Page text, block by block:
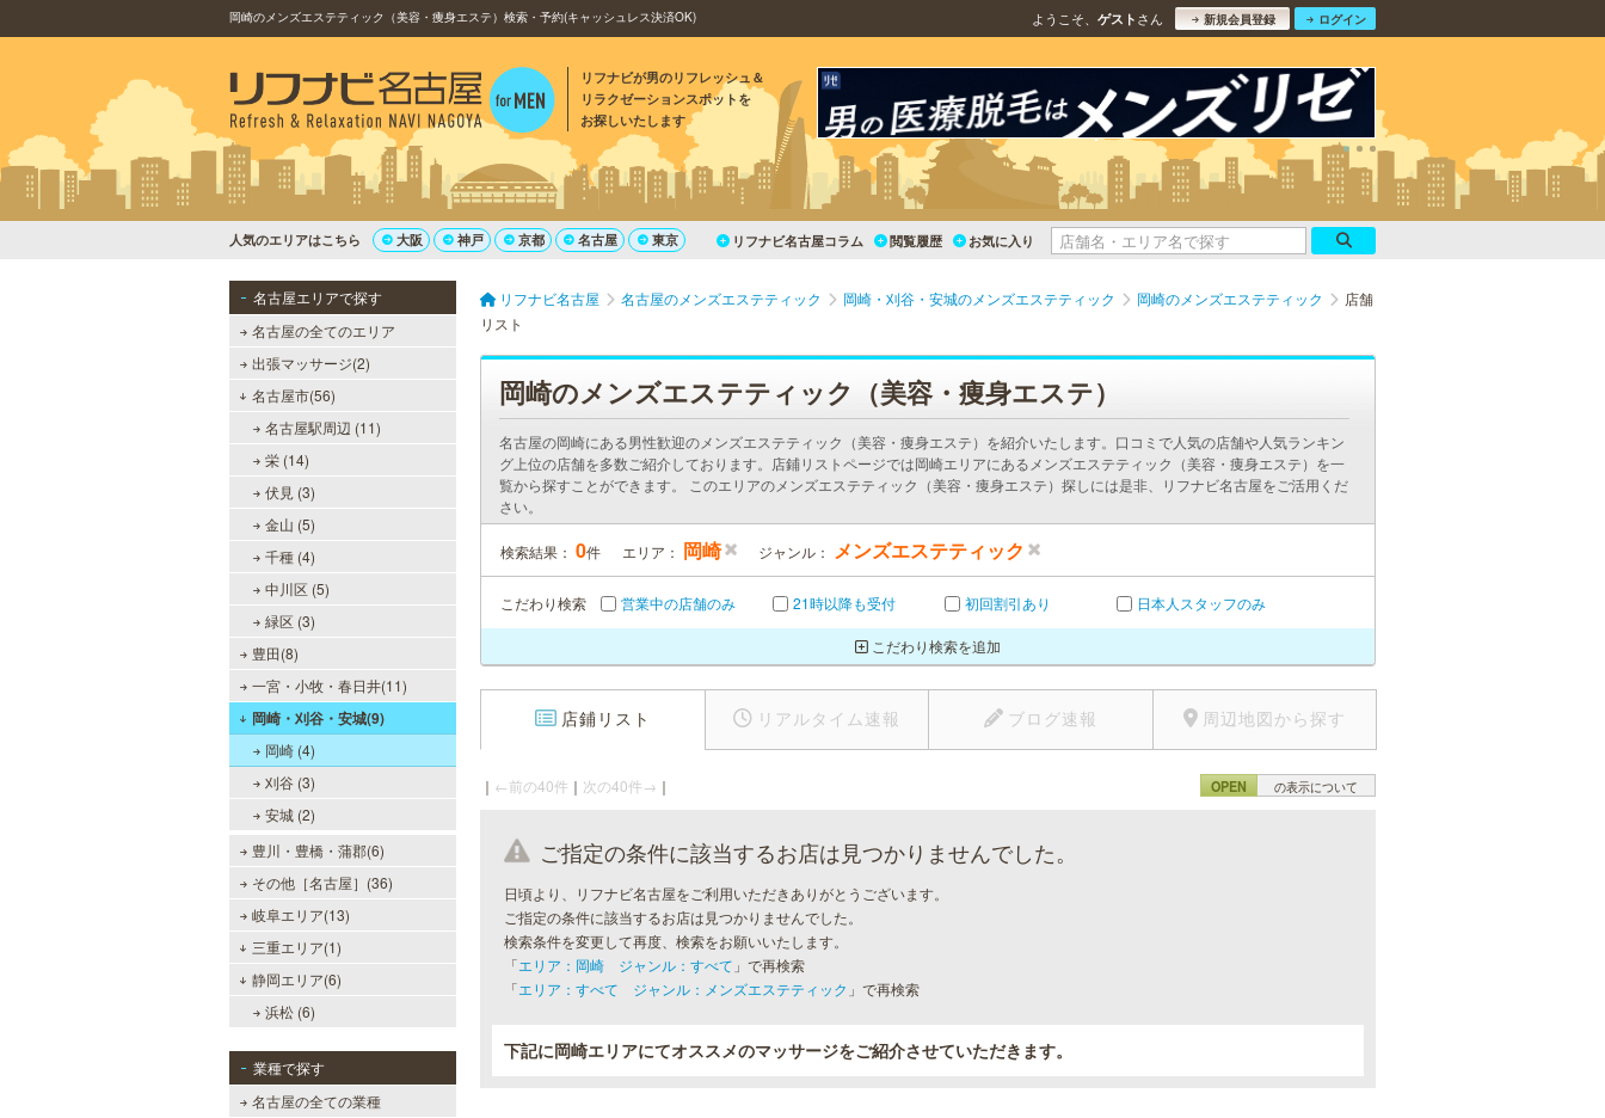
岡崎のメンズエステティック（美容・痩身エステ）検索・予約(キャッシュレス決済OK) ようこそ、 ゲスト さん 新規会員登録 ログイン
リフナビが男のリフレッシュ＆
リラクゼーションスポットを
お探しいたします
人気のエリアはこちら 大阪 神戸 京都 名古屋 東京 リフナビ名古屋コラム 閲覧履歴 お気に入り
名古屋エリアで探す
名古屋の全てのエリア
出張マッサージ(2)
名古屋市(56)
名古屋駅周辺 (11)
栄 (14)
伏見 (3)
金山 (5)
千種 (4)
中川区 (5)
緑区 (3)
豊田(8)
一宮・小牧・春日井(11)
岡崎・刈谷・安城(9)
岡崎 (4)
刈谷 (3)
安城 (2)
豊川・豊橋・蒲郡(6)
その他［名古屋］(36)
岐阜エリア(13)
三重エリア(1)
静岡エリア(6)
浜松 (6)
業種で探す
名古屋の全ての業種
リフナビ名古屋 名古屋のメンズエステティック 岡崎・刈谷・安城のメンズエステティック 岡崎のメンズエステティック
店舗
リスト
岡崎のメンズエステティック（美容・痩身エステ）
名古屋の岡崎にある男性歓迎のメンズエステティック（美容・痩身エステ）を紹介いたします。口コミで人気の店舗や人気ランキン
グ上位の店舗を多数ご紹介しております。店鋪リストページでは岡崎エリアにあるメンズエステティック（美容・痩身エステ）を一
覧から探すことができます。 このエリアのメンズエステティック（美容・痩身エステ）探しには是非、リフナビ名古屋をご活用くだ
さい。
検索結果： 0件 エリア： 岡崎 ジャンル： メンズエステティック
こだわり検索 営業中の店舗のみ 21時以降も受付 初回割引あり 日本人スタッフのみ
こだわり検索を追加
店鋪リスト リアルタイム速報 ブログ速報 周辺地図から探す
｜ ←前の40件 ｜ 次の40件→ ｜ OPEN の表示について
ご指定の条件に該当するお店は見つかりませんでした。
日頃より、リフナビ名古屋をご利用いただきありがとうございます。
ご指定の条件に該当するお店は見つかりませんでした。
検索条件を変更して再度、検索をお願いいたします。
「エリア：岡崎 ジャンル：すべて 」で再検索
「エリア：すべて ジャンル：メンズエステティック 」で再検索
下記に岡崎エリアにてオススメのマッサージをご紹介させていただきます。